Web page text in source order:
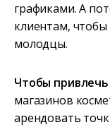
графиками. А
клиентам,
молодцы.
Чтобы
магазинов
арендовать